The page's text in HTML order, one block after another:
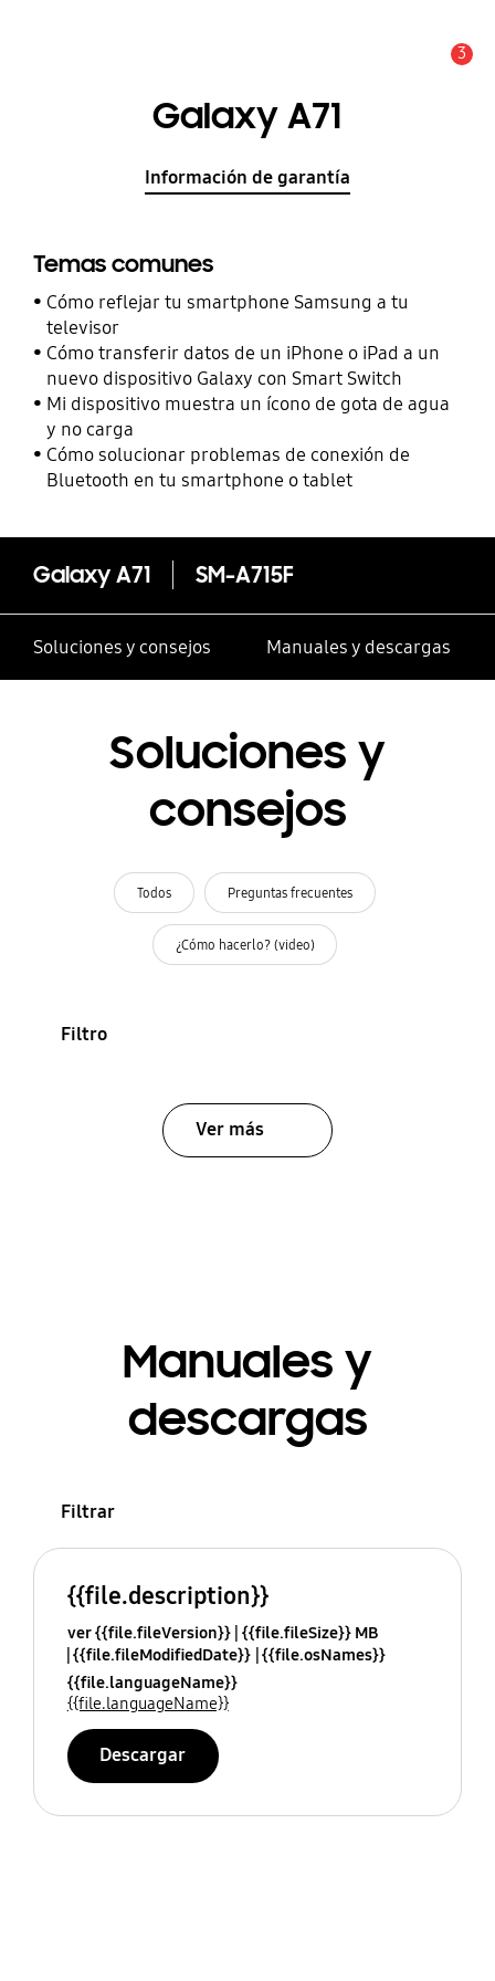
3
Galaxy A71
Información de garantía
Temas comunes
Cómo reflejar tu smartphone Samsung a tu
televisor
Cómo transferir datos de un iPhone o iPad a un
nuevo dispositivo Galaxy con Smart Switch
Mi dispositivo muestra un ícono de gota de agua
y no carga
Cómo solucionar problemas de conexión de
Bluetooth en tu smartphone o tablet
Galaxy A71 SM-A715F
Soluciones y consejos Manuales y descargas
Soluciones y
consejos
Todos Preguntas frecuentes
¿Cómo hacerlo? (video)
Filtro
Ver más
Manuales y
descargas
Filtrar
{{file.description}}
ver {{file.fileVersion}} {{file.fileSize}} MB
{{file.fileModifiedDate}} {{file.osNames}}
{{file.languageName}}
{{file.languageName}}
Descargar